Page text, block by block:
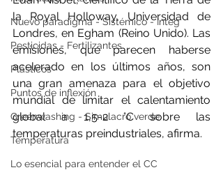
Nuevo paradigma - Sistémico - Integ
Pesticidas - Fertilizantes
Plásticos
Puntos de inflexión
Greenwashing - Simulacro verde
Temperatura
Lo esencial para entender el CC
la Royal Holloway, Universidad de
Londres, en Egham (Reino Unido). Las
emisiones, que parecen haberse
acelerado en los últimos años, son
una gran amenaza para el objetivo
mundial de limitar el calentamiento
global a 1,5-2 °C sobre las
temperaturas preindustriales, afirma.